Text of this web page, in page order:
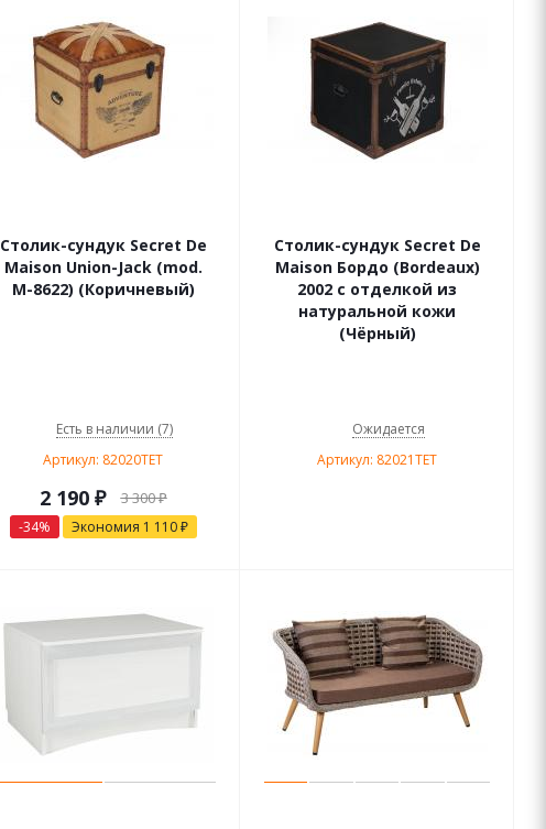
Столик-сундук Secret De
Maison Union-Jack (mod.
М-8622) (Коричневый)
Есть в наличии (7)
Артикул: 82020TET
2 190₽ 3 300₽
-34% Экономия 1 110₽
Столик-сундук Secret De
Maison Бордо (Bordeaux)
2002 с отделкой из
натуральной кожи
(Чёрный)
Ожидается
Артикул: 82021TET